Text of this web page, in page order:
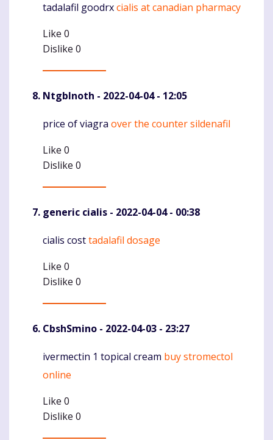
Komentaras
tadalafil goodrxcialis at canadian pharmacy
Like 0
Dislike 0
NtgbInoth - 2022-04-04 - 12:05
Komentaras
price of viagra over the counter sildenafil
Like 0
Dislike 0
generic cialis - 2022-04-04 - 00:38
Komentaras
cialis costtadalafil dosage
Like 0
Dislike 0
CbshSmino - 2022-04-03 - 23:27
Komentaras
ivermectin 1 topical cream buy stromectol
online
Like 0
Dislike 0